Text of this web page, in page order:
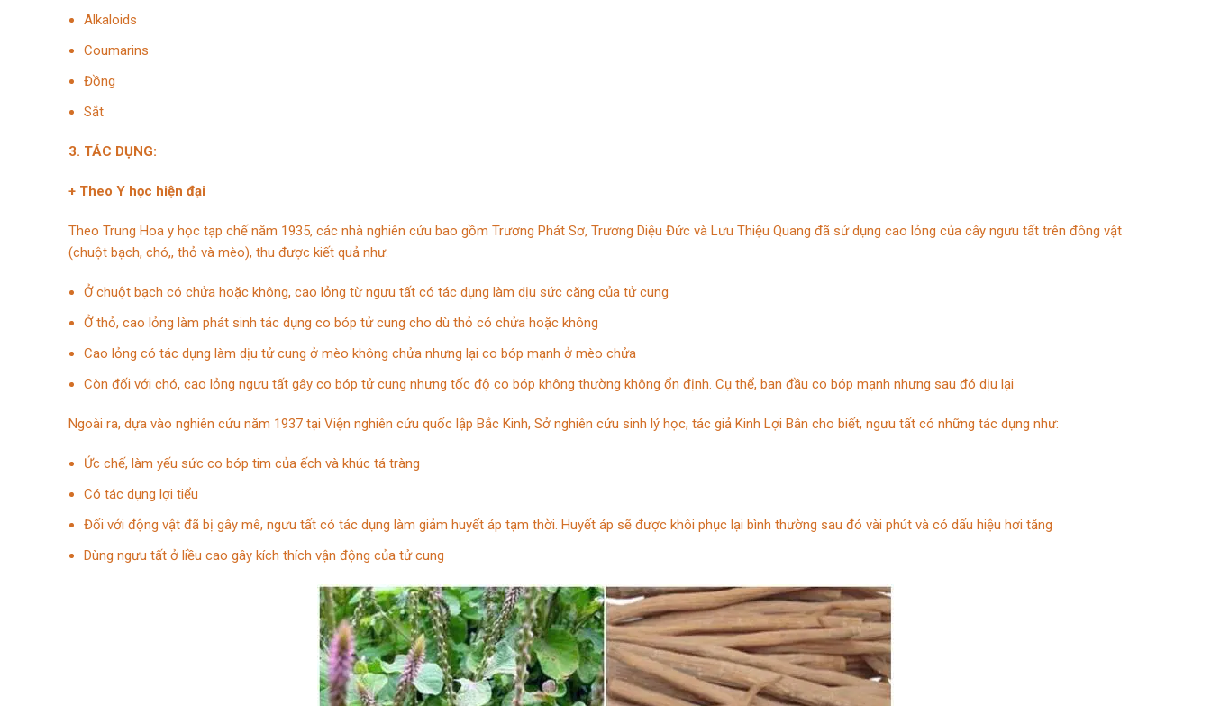
Alkaloids
Coumarins
Đồng
Sắt
3. TÁC DỤNG:
+ Theo Y học hiện đại
Theo Trung Hoa y học tạp chế năm 1935, các nhà nghiên cứu bao gồm Trương Phát Sơ, Trương Diệu Đức và Lưu Thiệu Quang đã sử dụng cao lỏng của cây ngưu tất trên đông vật
(chuột bạch, chó,, thỏ và mèo), thu được kiết quả như:
Ở chuột bạch có chửa hoặc không, cao lỏng từ ngưu tất có tác dụng làm dịu sức căng của tử cung
Ở thỏ, cao lỏng làm phát sinh tác dụng co bóp tử cung cho dù thỏ có chửa hoặc không
Cao lỏng có tác dụng làm dịu tử cung ở mèo không chửa nhưng lại co bóp mạnh ở mèo chửa
Còn đối với chó, cao lỏng ngưu tất gây co bóp tử cung nhưng tốc độ co bóp không thường không ổn định. Cụ thể, ban đầu co bóp mạnh nhưng sau đó dịu lại
Ngoài ra, dựa vào nghiên cứu năm 1937 tại Viện nghiên cứu quốc lập Bắc Kinh, Sở nghiên cứu sinh lý học, tác giả Kinh Lợi Bân cho biết, ngưu tất có những tác dụng như:
Ức chế, làm yếu sức co bóp tim của ếch và khúc tá tràng
Có tác dụng lợi tiểu
Đối với động vật đã bị gây mê, ngưu tất có tác dụng làm giảm huyết áp tạm thời. Huyết áp sẽ được khôi phục lại bình thường sau đó vài phút và có dấu hiệu hơi tăng
Dùng ngưu tất ở liều cao gây kích thích vận động của tử cung